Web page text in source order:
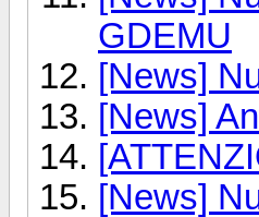
GDEMU
[News]
[News]
[News]